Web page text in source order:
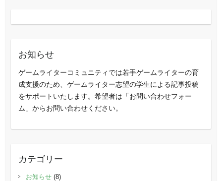
お知らせ
ゲームライターコミュニティでは若手ゲームライターの育
成支援のため、ゲームライター志望の学生による記事投稿
をサポートいたします。希望者は「お問い合わせフォー
ム」からお問い合わせください。
カテゴリー
お知らせ(8)